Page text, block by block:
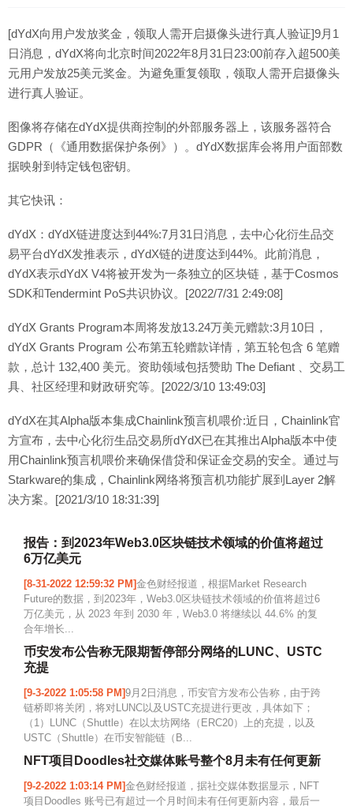
[dYdX向用户发放奖金，领取人需开启摄像头进行真人验证]9月1
日消息，dYdX将向北京时间2022年8月31日23:00前存入超500美
元用户发放25美元奖金。为避免重复领取，领取人需开启摄像头
进行真人验证。
图像将存储在dYdX提供商控制的外部服务器上，该服务器符合
GDPR（《通用数据保护条例》）。dYdX数据库会将用户面部数
据映射到特定钱包密钥。
其它快讯：
dYdX：dYdX链进度达到44%:7月31日消息，去中心化衍生品交
易平台dYdX发推表示，dYdX链的进度达到44%。此前消息，
dYdX表示dYdX V4将被开发为一条独立的区块链，基于Cosmos
SDK和Tendermint PoS共识协议。[2022/7/31 2:49:08]
dYdX Grants Program本周将发放13.24万美元赠款:3月10日，
dYdX Grants Program 公布第五轮赠款详情，第五轮包含 6 笔赠
款，总计 132,400 美元。资助领域包括赞助 The Defiant 、交易工
具、社区经理和财政研究等。[2022/3/10 13:49:03]
dYdX在其Alpha版本集成Chainlink预言机喂价:近日，Chainlink官
方宣布，去中心化衍生品交易所dYdX已在其推出Alpha版本中使
用Chainlink预言机喂价来确保借贷和保证金交易的安全。通过与
Starkware的集成，Chainlink网络将预言机功能扩展到Layer 2解
决方案。[2021/3/10 18:31:39]
报告：到2023年Web3.0区块链技术领域的价值将超过
6万亿美元
[8-31-2022 12:59:32 PM]金色财经报道，根据Market Research
Future的数据，到2023年，Web3.0区块链技术领域的价值将超过6
万亿美元，从 2023 年到 2030 年，Web3.0 将继续以 44.6% 的复
合年增长...
币安发布公告称无限期暂停部分网络的LUNC、USTC
充提
[9-3-2022 1:05:58 PM]9月2日消息，币安官方发布公告称，由于跨
链桥即将关闭，将对LUNC以及USTC充提进行更改，具体如下；
（1）LUNC（Shuttle）在以太坊网络（ERC20）上的充提，以及
USTC（Shuttle）在币安智能链（B...
NFT项目Doodles社交媒体账号整个8月未有任何更新
[9-2-2022 1:03:14 PM]金色财经报道，据社交媒体数据显示，NFT
项目Doodles 账号已有超过一个月时间未有任何更新内容，最后一